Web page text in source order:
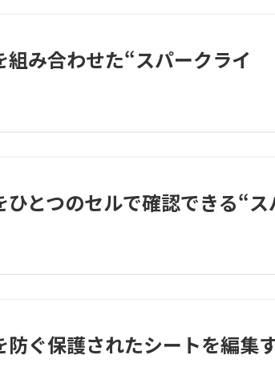
み合わせた“スパークライ
とつのセルで確認できる“ス
ぐ保護されたシートを編集